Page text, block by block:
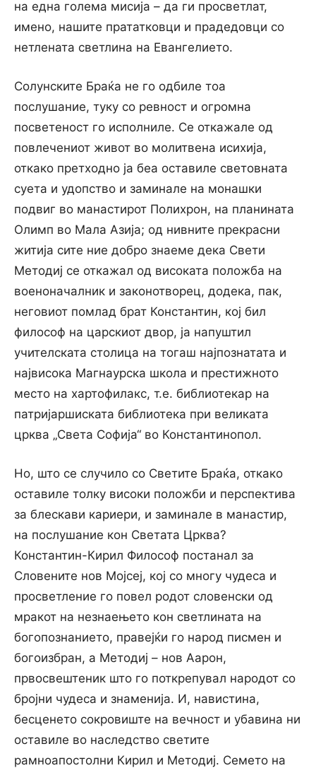
на една голема мисија – да ги просветлат,
имено, нашите прататковци и прадедовци со
нетлената светлина на Евангелието.
Солунските Браќа не го одбиле тоа
послушание, туку со ревност и огромна
посветеност го исполниле. Се откажале од
повлечениот живот во молитвена исихија,
откако претходно ја беа оставиле световната
суета и удопство и заминале на монашки
подвиг во манастирот Полихрон, на планината
Олимп во Мала Азија; од нивните прекрасни
житија сите ние добро знаеме дека Свети
Методиј се откажал од високата положба на
военоначалник и законотворец, додека, пак,
неговиот помлад брат Константин, кој бил
философ на царскиот двор, ја напуштил
учителската столица на тогаш најпознатата и
највисока Магнаурска школа и престижното
место на хартофилакс, т.е. библиотекар на
патријаршиската библиотека при великата
црква „Света Софија“ во Константинопол.
Но, што се случило со Светите Браќа, откако
оставиле толку високи положби и перспектива
за блескави кариери, и заминале в манастир,
на послушание кон Светата Црква?
Константин-Кирил Философ постанал за
Словените нов Мојсеј, кој со многу чудеса и
просветление го повел родот словенски од
мракот на незнаењето кон светлината на
богопознанието, правејќи го народ писмен и
богоизбран, а Методиј – нов Аарон,
првосвештеник што го поткрепувал народот со
бројни чудеса и знаменија. И, навистина,
бесценето сокровиште на вечност и убавина ни
оставиле во наследство светите
рамноапостолни Кирил и Методиј. Семето на